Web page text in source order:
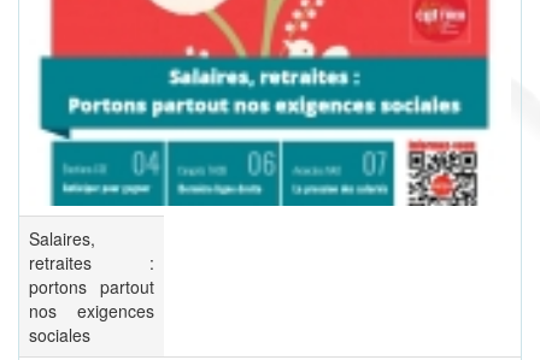
Salaires,
retraites :
portons partout
nos exigences
sociales